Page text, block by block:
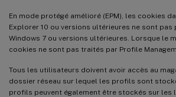
En mode protégé amélioré (EPM), les cookies
Explorer 10 ou versions ultérieures ne sont pas
Windows 7 ou versions ultérieures. Lorsque le
cookies ne sont pas traités par Profile
Tous les utilisateurs doivent avoir accès au
dossier réseau sur lequel les profils sont
profils peuvent également être stockés sur les